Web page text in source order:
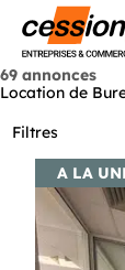
69 annonces
Location de
Filtres
A LA